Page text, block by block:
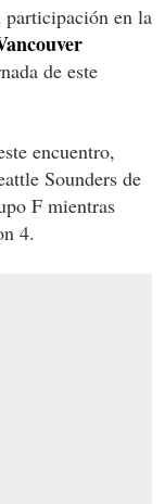
participación en la
de este
encuentro,
Sounders de
F mientras
4.